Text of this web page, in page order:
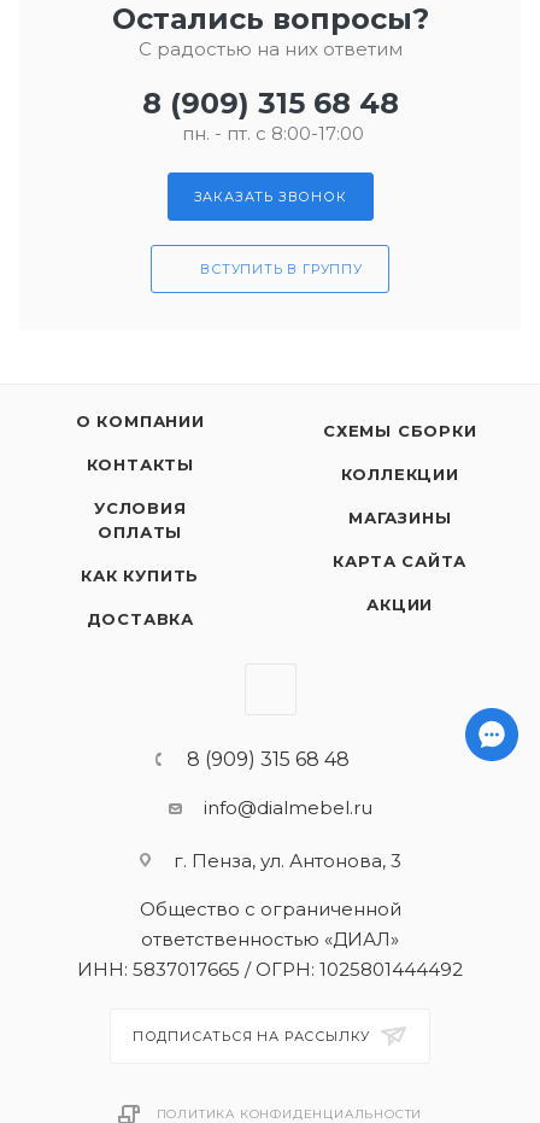
Остались вопросы?
С радостью на них ответим
8 (909) 315 68 48
пн. - пт. с 8:00-17:00
ЗАКАЗАТЬ ЗВОНОК
ВСТУПИТЬ В ГРУППУ
О КОМПАНИИ
КОНТАКТЫ
УСЛОВИЯ
ОПЛАТЫ
КАК КУПИТЬ
ДОСТАВКА
СХЕМЫ СБОРКИ
КОЛЛЕКЦИИ
МАГАЗИНЫ
КАРТА САЙТА
АКЦИИ
8 (909) 315 68 48
info@dialmebel.ru
г. Пенза, ул. Антонова, 3
Общество с ограниченной
ответственностью «ДИАЛ»
ИНН: 5837017665 / ОГРН: 1025801444492
ПОДПИСАТЬСЯ НА РАССЫЛКУ
ПОЛИТИКА КОНФИДЕНЦИАЛЬНОСТИ